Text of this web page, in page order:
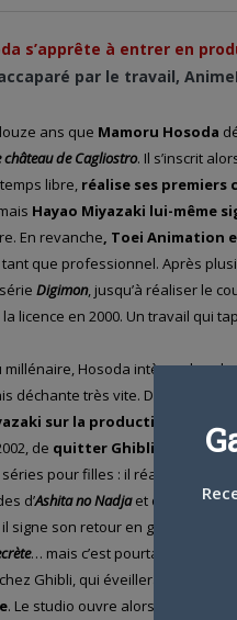
s’apprête à entrer en
par le travail,
ans que Mamoru Hosoda
château de Cagliostro. Il s’inscrit
libre, réalise ses premiers
Hayao Miyazaki lui-même
En revanche , Toei Animation
que professionnel. Après
Digimon, jusqu’à réaliser le
licence en 2000. Un travail qui
millénaire, Hosoda intègre donc
déchante très vite. De nombreux
sur la production de
Le
de quitter Ghibli ! Il
pour filles : il réalise les
d’Ashita no Nadjaet dirige
il signe son retour en grâce avec le
… mais c’est pourtant un
Ghibli, qui éveillera
. Le studio ouvre alors ses portes